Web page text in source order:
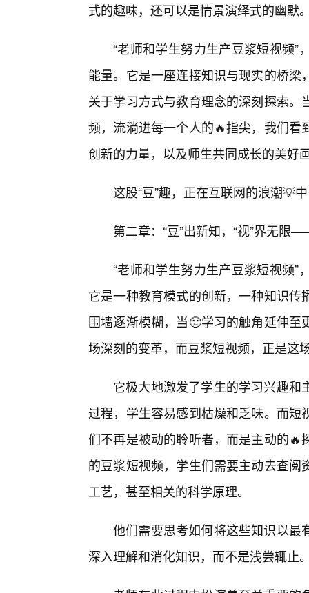
式的趣味，还可以是情景演绎式的幽默
“老师和学生努力生产豆浆短视频
能量。它是一座连接知识与现实的桥
关于学习方式与教育理念的深刻探索
频，流淌进每一个人的🔥指尖，我们
创新的力量，以及师生共同成长的美好
这股“豆”趣，正在互联网的浪潮💡
第二章：“豆”出新知，“视”界无
“老师和学生努力生产豆浆短视频
它是一种教育模式的创新，一种知识
围墙逐渐模糊，当🙂学习的触角延伸
场深刻的变革，而豆浆短视频，正是这
它极大地激发了学生的学习兴趣
过程，学生容易感到枯燥和乏味。而
们不再是被动的聆听者，而是主动的
的豆浆短视频，学生们需要主动去查
工艺，甚至相关的科学原理。
他们需要思考如何将这些知识以最
深入理解和消化知识，而不是浅尝辄止